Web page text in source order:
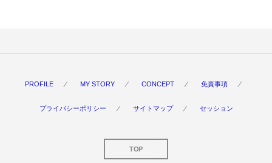
PROFILE MY STORY CONCEPT 免責事項
プライバシーポリシー サイトマップ セッション
TOP